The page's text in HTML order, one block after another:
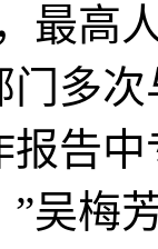
高人
多
告
吴梅